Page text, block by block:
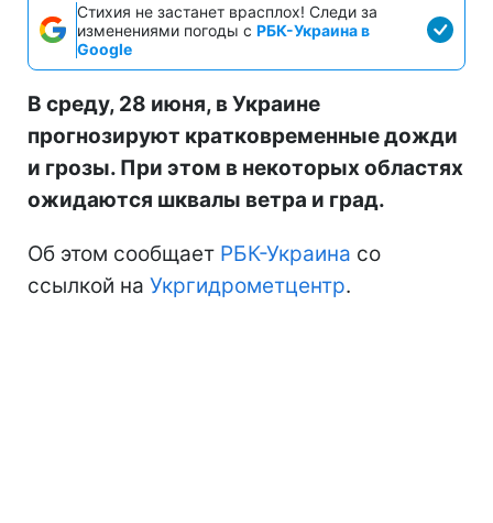
Стихия не застанет врасплох! Следи за
изменениями погоды с РБК-Украина в
Google
В среду, 28 июня, в Украине
прогнозируют кратковременные дожди
и грозы. При этом в некоторых областях
ожидаются шквалы ветра и град.
Об этом сообщает РБК-Украина со
ссылкой на Укргидрометцентр.